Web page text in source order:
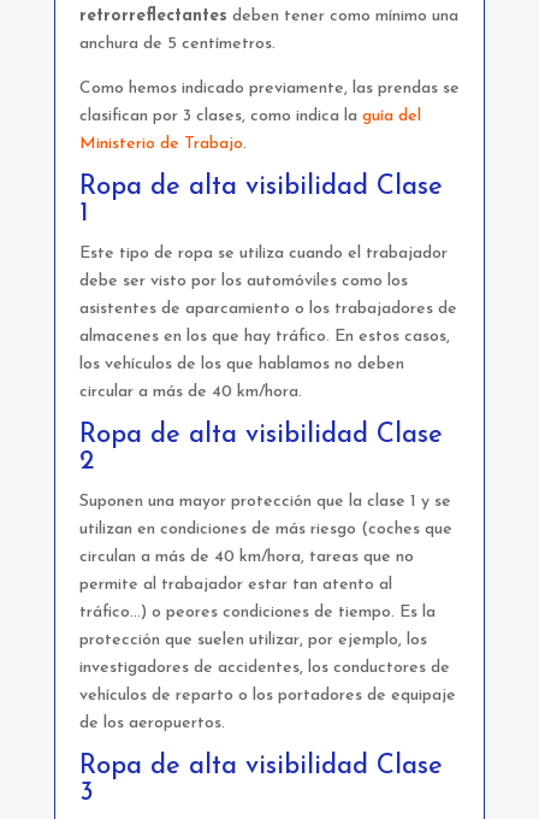
retrorreflectantes deben tener como mínimo una
anchura de 5 centímetros.
Como hemos indicado previamente, las prendas se
clasifican por 3 clases, como indica la guía del
Ministerio de Trabajo.
Ropa de alta visibilidad Clase
1
Este tipo de ropa se utiliza cuando el trabajador
debe ser visto por los automóviles como los
asistentes de aparcamiento o los trabajadores de
almacenes en los que hay tráfico. En estos casos,
los vehículos de los que hablamos no deben
circular a más de 40 km/hora.
Ropa de alta visibilidad Clase
2
Suponen una mayor protección que la clase 1 y se
utilizan en condiciones de más riesgo (coches que
circulan a más de 40 km/hora, tareas que no
permite al trabajador estar tan atento al
tráfico…) o peores condiciones de tiempo. Es la
protección que suelen utilizar, por ejemplo, los
investigadores de accidentes, los conductores de
vehículos de reparto o los portadores de equipaje
de los aeropuertos.
Ropa de alta visibilidad Clase
3